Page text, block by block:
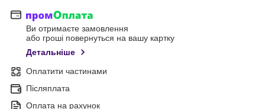
Ви отримаєте замовлення
або гроші повернуться на вашу картку
Детальніше
Оплатити частинами
Післяплата
Оплата на рахунок